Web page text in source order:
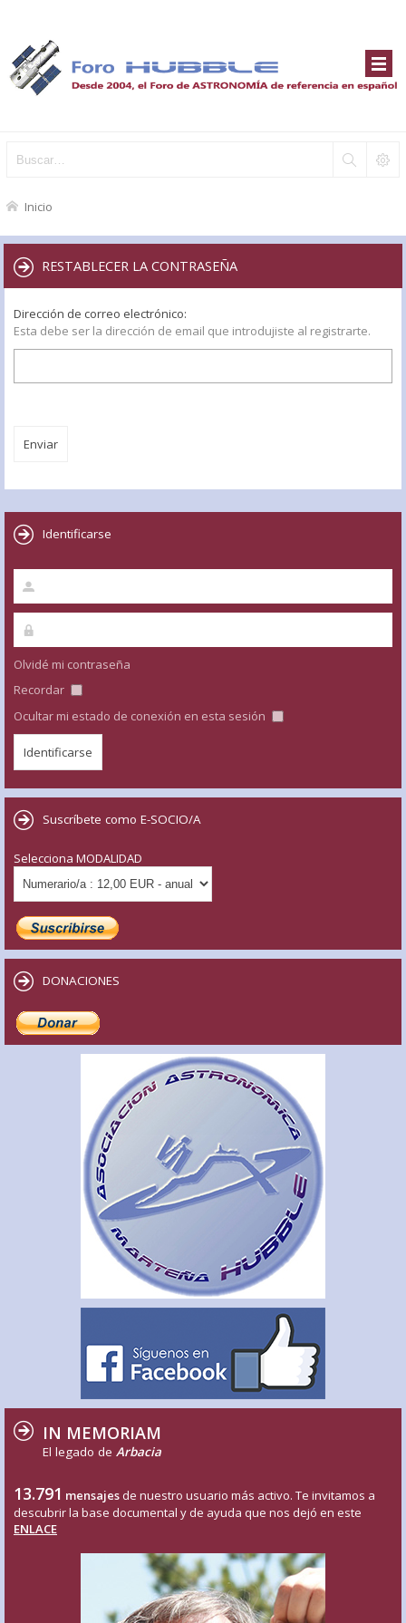
Inicio
RESTABLECER LA CONTRASEÑA
Dirección de correo electrónico:
Esta debe ser la dirección de email que introdujiste al registrarte.
Identificarse
Olvidé mi contraseña
Recordar
Ocultar mi estado de conexión en esta sesión
Suscríbete como E-SOCIO/A
Selecciona MODALIDAD
DONACIONES
IN MEMORIAM
El legado de Arbacia
13.791 mensajes de nuestro usuario más activo. Te invitamos a
descubrir la base documental y de ayuda que nos dejó en este
ENLACE